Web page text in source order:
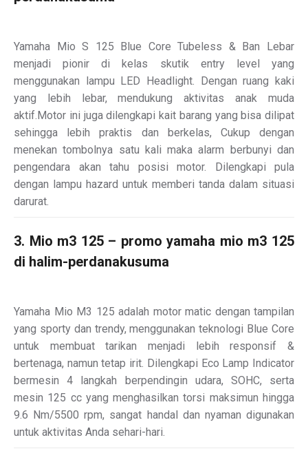
Yamaha Mio S 125 Blue Core Tubeless & Ban Lebar
menjadi pionir di kelas skutik entry level yang
menggunakan lampu LED Headlight. Dengan ruang kaki
yang lebih lebar, mendukung aktivitas anak muda
aktif.Motor ini juga dilengkapi kait barang yang bisa dilipat
sehingga lebih praktis dan berkelas, Cukup dengan
menekan tombolnya satu kali maka alarm berbunyi dan
pengendara akan tahu posisi motor. Dilengkapi pula
dengan lampu hazard untuk memberi tanda dalam situasi
darurat.
3. Mio m3 125 – promo yamaha mio m3 125
di halim-perdanakusuma
Yamaha Mio M3 125 adalah motor matic dengan tampilan
yang sporty dan trendy, menggunakan teknologi Blue Core
untuk membuat tarikan menjadi lebih responsif &
bertenaga, namun tetap irit. Dilengkapi Eco Lamp Indicator
bermesin 4 langkah berpendingin udara, SOHC, serta
mesin 125 cc yang menghasilkan torsi maksimun hingga
9.6 Nm/5500 rpm, sangat handal dan nyaman digunakan
untuk aktivitas Anda sehari-hari.